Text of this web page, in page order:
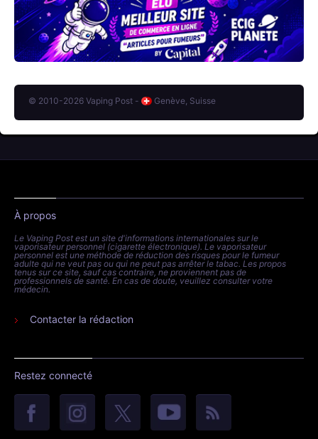
© 2010-2026 Vaping Post - Genève, Suisse
À propos
Le Vaping Post est un site d'informations internationales sur le
vaporisateur personnel (cigarette électronique). Le vaporisateur
personnel est une méthode de réduction des risques pour le fumeur
adulte qui ne veut pas ou qui ne peut pas arrêter le tabac. Les propos
tenus sur ce site, sauf cas contraire, ne proviennent pas de
professionnels de santé. En cas de doute, veuillez consulter votre
médecin.
Contacter la rédaction
Restez connecté